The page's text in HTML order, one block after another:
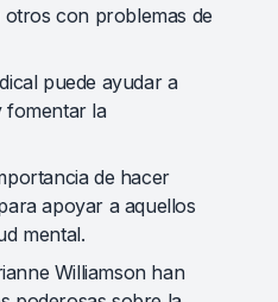
con problemas de
puede ayudar a
fomentar la
de hacer
apoyar a aquellos
mental.
Williamson han